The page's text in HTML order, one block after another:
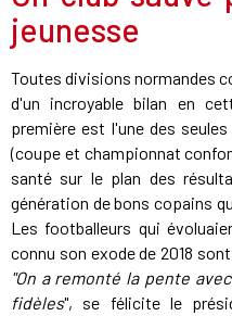
jeunesse
Toutes divisions normandes
d'un incroyable bilan en
première est l'une des
(coupe et championnat
santé sur le plan des
génération de bons copains
Les footballeurs qui
connu son exode de 2018
"On a remonté la pente
fidèles", se félicite le